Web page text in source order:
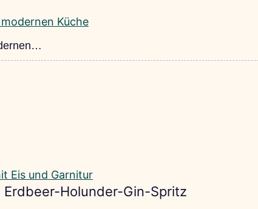
Erdbeer-Holunder-Gin-Spritz